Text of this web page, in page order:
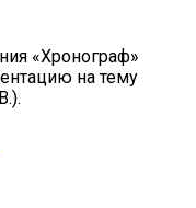
«Хронограф»
на тему